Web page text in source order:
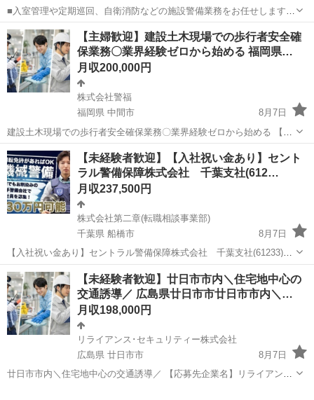
■入室管理や定期巡回、自衛消防などの施設警備業務をお任せします。
■月給220,850円～ ≪月収例≫ 232,717円（日勤勤務10回、夜勤勤務9
回の場合） ※月給220,850円＋深夜手当11,867円 ■（A）21:0...
神奈川 川崎市 警備員
【主婦歓迎】建設土木現場での歩行者安全確
保業務〇業界経験ゼロから始める 福岡県…
月収200,000円
株式会社警福
福岡県 中間市
8月7日
建設土木現場での歩行者安全確保業務〇業界経験ゼロから始める 【応
募先企業名】株式会社警福 【雇用形態】正社員 【職種】警備員・警備
関連 【応募資格】 ・日本語ネイティブレベルの方に限る ・仕事内容
欄の■□求める人材□■をご...
福岡 中間市 警備員 業務
【未経験者歓迎】【入社祝い金あり】セント
ラル警備保障株式会社 千葉支社(612…
月収237,500円
株式会社第二章(転職相談事業部)
千葉県 船橋市
8月7日
【入社祝い金あり】セントラル警備保障株式会社 千葉支社(61233)の
機械警備の正社員 - 三咲駅 【応募先企業名】株式会社第二章(転職相談
事業部) 【雇用形態】正社員【人材紹介】 【職種】警備員・警備関連
【応募資格】 ...
千葉 船橋市 警備員 業務
【未経験者歓迎】廿日市市内＼住宅地中心の
交通誘導／ 広島県廿日市市廿日市市内＼…
月収198,000円
リライアンス･セキュリティー株式会社
広島県 廿日市市
8月7日
廿日市市内＼住宅地中心の交通誘導／ 【応募先企業名】リライアン